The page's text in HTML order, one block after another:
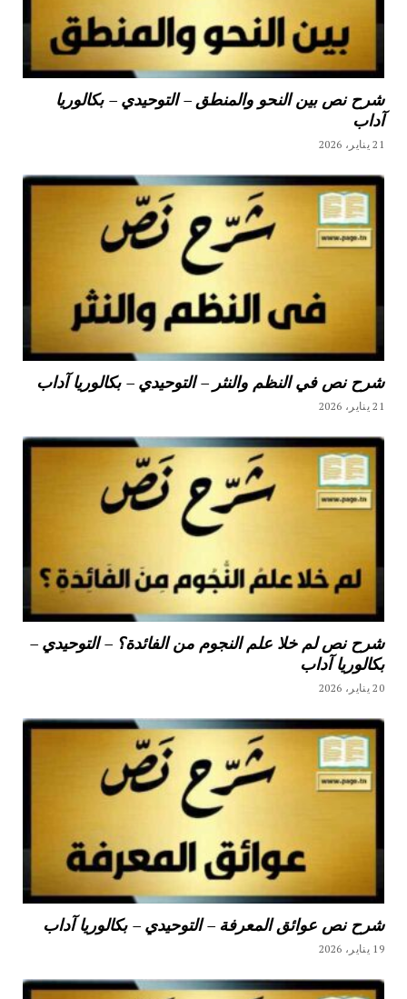
شرح نص بين النحو والمنطق – التوحيدي – بكالوريا
آداب
21 يناير، 2026
شرح نص في النظم والنثر – التوحيدي – بكالوريا آداب
21 يناير، 2026
شرح نص لم خلا علم النجوم من الفائدة؟ – التوحيدي –
بكالوريا آداب
20 يناير، 2026
شرح نص عوائق المعرفة – التوحيدي – بكالوريا آداب
19 يناير، 2026